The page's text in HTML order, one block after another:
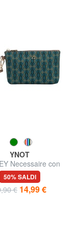
YNOT
Necessaire con
polsierina
50% SALDI
€ 14,99 €